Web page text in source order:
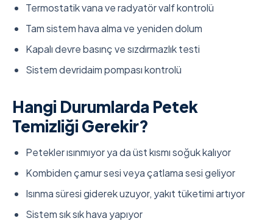
Termostatik vana ve radyatör valf kontrolü
Tam sistem hava alma ve yeniden dolum
Kapalı devre basınç ve sızdırmazlık testi
Sistem devridaim pompası kontrolü
Hangi Durumlarda Petek
Temizliği Gerekir?
Petekler ısınmıyor ya da üst kısmı soğuk kalıyor
Kombiden çamur sesi veya çatlama sesi geliyor
Isınma süresi giderek uzuyor, yakıt tüketimi artıyor
Sistem sık sık hava yapıyor